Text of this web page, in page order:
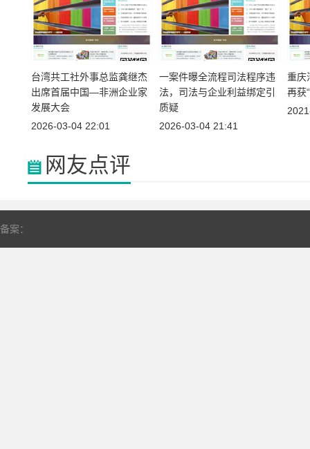
台湾共工社外事总监龚继杰
出席首届中国—非洲企业家
发展大会
2026-03-04 22:01
一案件曝全流程司法程序违
法，司法与企业利益绑定引
质疑
2026-03-04 21:41
重庆
再获
网友点评
备案：